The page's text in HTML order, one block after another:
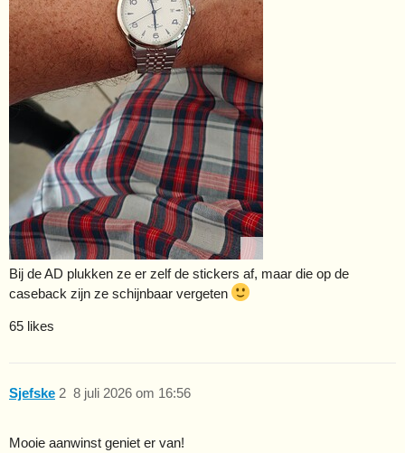
Bij de AD plukken ze er zelf de stickers af, maar die op de
caseback zijn ze schijnbaar vergeten
65 likes
Sjefske 8 juli 2026 om 16:56
2
Mooie aanwinst geniet er van!